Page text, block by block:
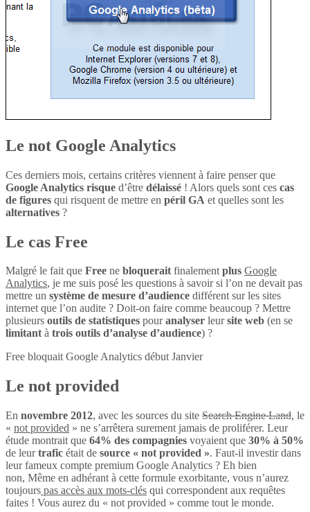
Le not Google Analytics
Ces derniers mois, certains critères viennent à faire penser que
Google Analytics risque d’être délaissé ! Alors quels sont ces cas
de figures qui risquent de mettre en péril GA et quelles sont les
alternatives ?
Le cas Free
Malgré le fait que Free ne bloqueraitfinalementplus Google
Analytics, je me suis posé les questions à savoir si l’on ne devait pas
mettre un système de mesure d’audience différent sur les sites
internet que l’on audite ? Doit-on faire comme beaucoup ? Mettre
plusieurs outils de statistiques pouranalyser leursite web (en se
limitantà trois outils d’analyse d’audience) ?
Free bloquait Google Analytics début Janvier
Le not provided
En novembre 2012, avec les sources du site Search Engine Land, le
« not provided » ne s’arrêtera surement jamais de proliférer. Leur
étude montrait que 64% des compagnies voyaient que 30% à 50%
de leurtrafic était de source « not provided ». Faut-il investir dans
leur fameux compte premium Google Analytics ? Eh bien
non, Même en adhérant à cette formule exorbitante, vous n’aurez
toujours pas accès aux mots-clés qui correspondent aux requêtes
faites ! Vous aurez du « not provided » comme tout le monde.